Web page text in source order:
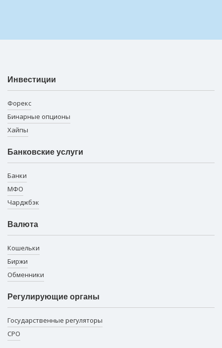
Инвестиции
Форекс
Бинарные опционы
Хайпы
Банковские услуги
Банки
МФО
Чарджбэк
Валюта
Кошельки
Биржи
Обменники
Регулирующие органы
Государственные регуляторы
СРО